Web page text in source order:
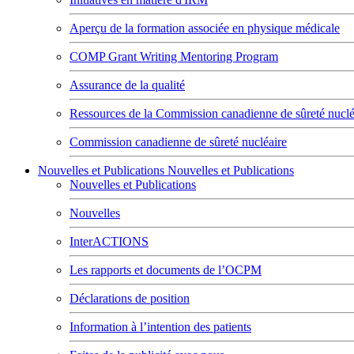
Aperçu de la formation associée en physique médicale
COMP Grant Writing Mentoring Program
Assurance de la qualité
Ressources de la Commission canadienne de sûreté
Commission canadienne de sûreté nucléaire
Nouvelles et Publications Nouvelles et Publications
Nouvelles et Publications
Nouvelles
InterACTIONS
Les rapports et documents de l’OCPM
Déclarations de position
Information à l’intention des patients